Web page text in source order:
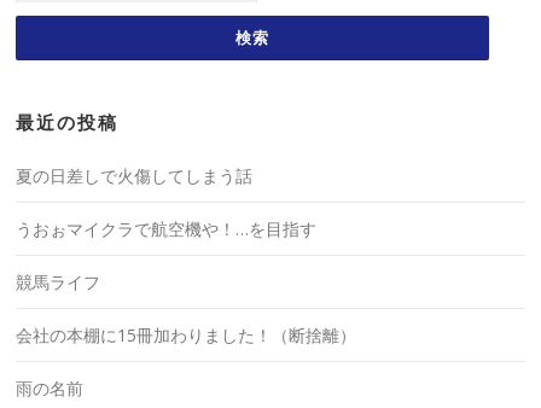
最近の投稿
夏の日差しで火傷してしまう話
うおぉマイクラで航空機や！…を目指す
競馬ライフ
会社の本棚に15冊加わりました！（断捨離）
雨の名前